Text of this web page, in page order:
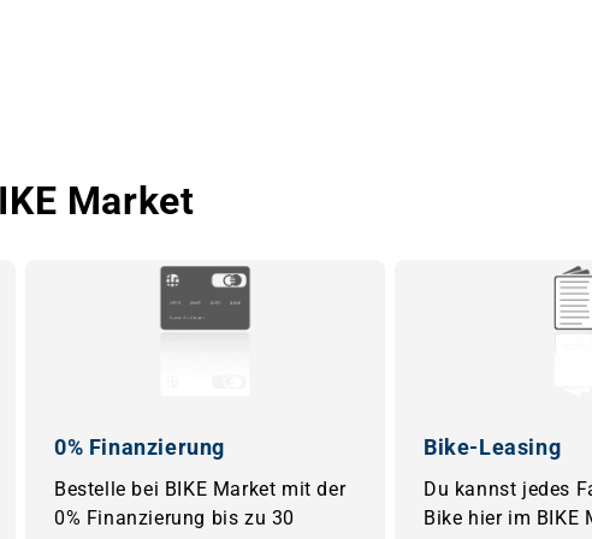
Market
0% Finanzierung
Bestelle bei BIKE Market mit der
0% Finanzierung bis zu 30
Bike-Leasing
Du kannst jedes
Bike hier im BIKE